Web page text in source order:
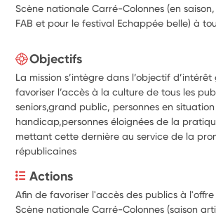
Scène nationale Carré-Colonnes (en
FAB et pour le festival Echappée belle) à
Objectifs
La mission s’intègre dans l’objectif
favoriser l’accès à la culture de tous les
seniors,grand public, personnes en
handicap,personnes éloignées de la
mettant cette dernière au service de la
républicaines
Actions
Afin de favoriser l'accès des publics à
Scène nationale Carré-Colonnes (saison